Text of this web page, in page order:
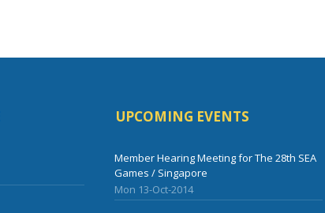
UPCOMING EVENTS
Member Hearing Meeting for The 28th SEA
Games / Singapore
Mon 13-Oct-2014